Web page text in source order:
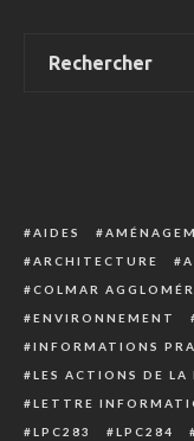
AIDES
ARCHITECTURE
COLMAR
ENVIRONNEMENT
INFORMATIONS
LES ACTIONS DE
LETTRE
LPC283
LPC284